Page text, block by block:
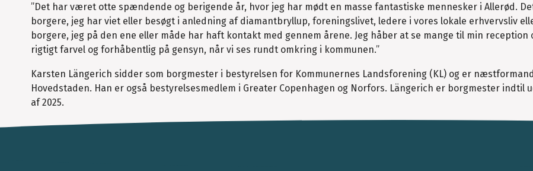
”Det har været otte spændende og berigende år, hvor jeg har mødt en masse fantastiske mennesker i Allerød.
borgere, jeg har viet eller besøgt i anledning af diamantbryllup, foreningslivet, ledere i vores lokale erhvervsliv
borgere, jeg på den ene eller måde har haft kontakt med gennem årene. Jeg håber at se mange til min reception
rigtigt farvel og forhåbentlig på gensyn, når vi ses rundt omkring i kommunen.”
Karsten Längerich sidder som borgmester i bestyrelsen for Kommunernes Landsforening (KL) og er
Hovedstaden. Han er også bestyrelsesmedlem i Greater Copenhagen og Norfors. Längerich er borgmester indtil
af 2025.